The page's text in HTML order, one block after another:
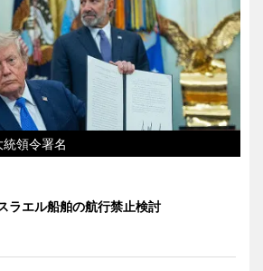
領令署名
ラエル船舶の航行禁止検討